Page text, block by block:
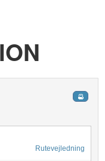
Rutevejledning